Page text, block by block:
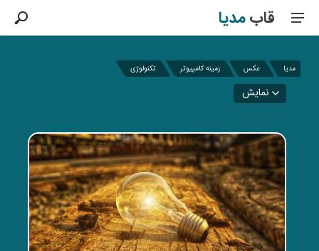
قابمدیا
مدیا عکس زمینه کامپیوتر تکنولوژی
نمایش